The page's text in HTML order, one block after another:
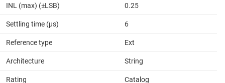
INL (max) (±LSB) 0.25
Settling time (µs) 6
Reference type Ext
Architecture String
Rating Catalog